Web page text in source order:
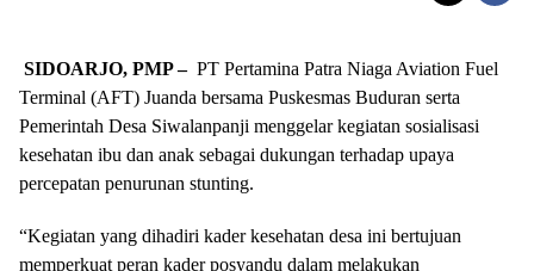
SIDOARJO, PMP –PT Pertamina Patra Niaga Aviation Fuel
Terminal (AFT) Juanda bersama Puskesmas Buduran serta
Pemerintah Desa Siwalanpanji menggelar kegiatan sosialisasi
kesehatan ibu dan anak sebagai dukungan terhadap upaya
percepatan penurunan stunting.
“Kegiatan yang dihadiri kader kesehatan desa ini bertujuan
memperkuat peran kader posyandu dalam melakukan